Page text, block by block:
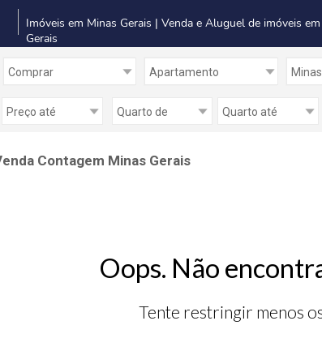
Imóveis em Minas Gerais | Venda e Aluguel de imóveis
Gerais
Contagem Minas Gerais
Oops. Não
Tente restringir menos